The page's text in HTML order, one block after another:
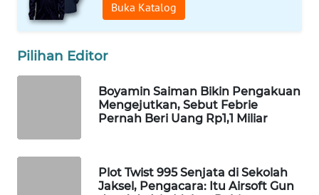
Buka Katalog
Pilihan Editor
Boyamin Saiman Bikin Pengakuan
Mengejutkan, Sebut Febrie
Pernah Beri Uang Rp1,1 Miliar
Plot Twist 995 Senjata di Sekolah
Jaksel, Pengacara: Itu Airsoft Gun
TV
ID